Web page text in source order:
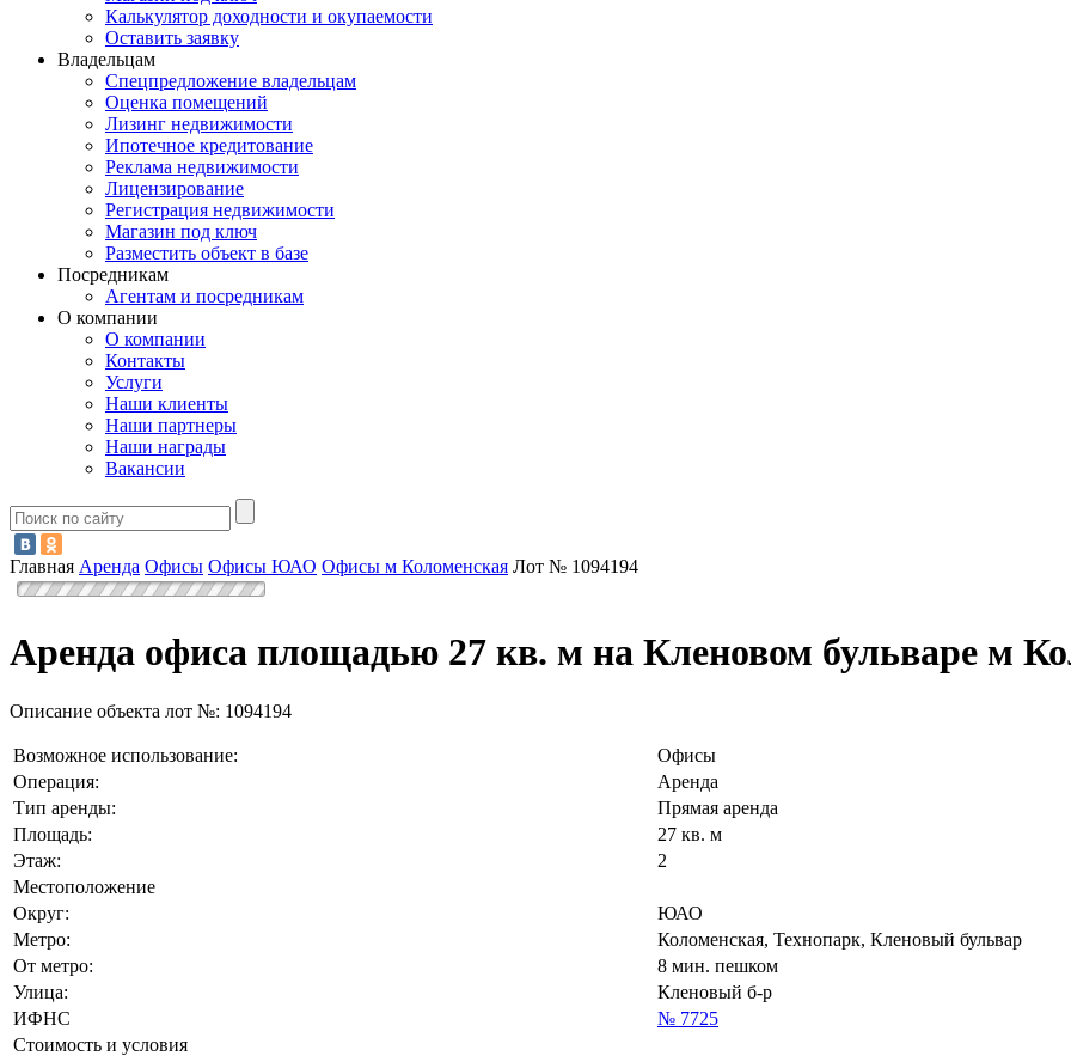
Калькулятор доходности и окупаемости
Оставить заявку
Владельцам
Спецпредложение владельцам
Оценка помещений
Лизинг недвижимости
Ипотечное кредитование
Реклама недвижимости
Лицензирование
Регистрация недвижимости
Магазин под ключ
Разместить объект в базе
Посредникам
Агентам и посредникам
О компании
О компании
Контакты
Услуги
Наши клиенты
Наши партнеры
Наши награды
Вакансии
Главная Аренда Офисы Офисы ЮАО Офисы м Коломенская Лот № 1094194
Аренда офиса площадью 27 кв. м на Кленовом бульваре м
Описание объекта лот №: 1094194
Возможное использование:
Офисы
Операция:
Аренда
Тип аренды:
Прямая аренда
Площадь:
27 кв. м
Этаж:
2
Местоположение
Округ:
ЮАО
Метро:
Коломенская, Технопарк, Кленовый бульвар
От метро:
8 мин. пешком
Улица:
Кленовый б-р
ИФНС
№ 7725
Стоимость и условия